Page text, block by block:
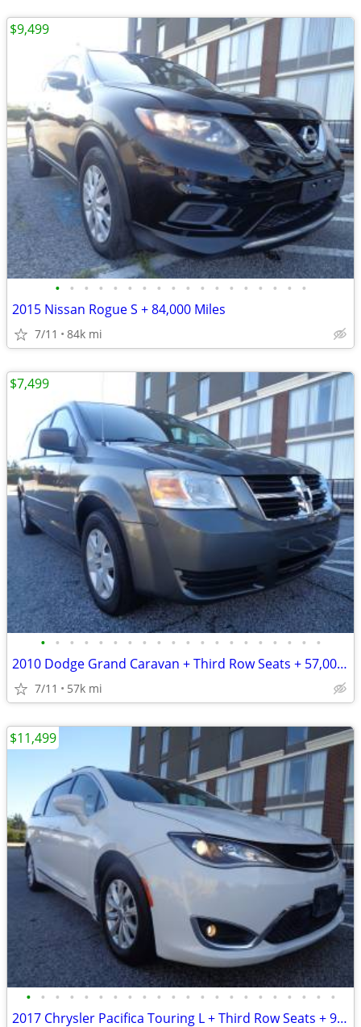
• • • • • • • • • • • • • • • • • •
2015 Nissan Rogue S + 84,000 Miles
7/11 84k mi
$9,499
• • • • • • • • • • • • • • • • • • • •
2010 Dodge Grand Caravan + Third Row Seats + 57,000 Miles
7/11 57k mi
$7,499
• • • • • • • • • • • • • • • • • • • • • •
2017 Chrysler Pacifica Touring L + Third Row Seats + 94,000 Miles
$11,499